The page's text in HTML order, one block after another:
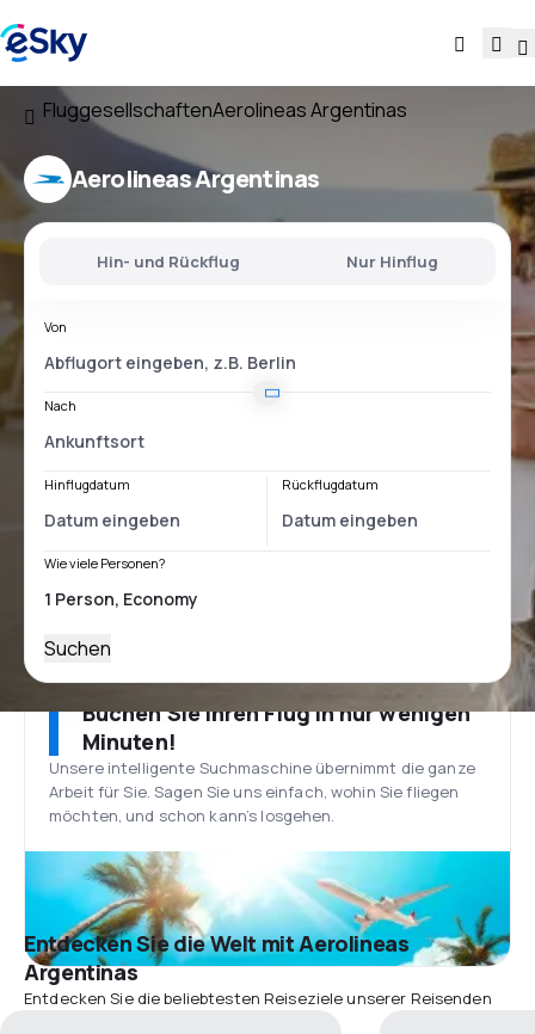
FluggesellschaftenAerolineas Argentinas
Aerolineas Argentinas
Hin- und Rückflug Nur Hinflug
Von
Nach
Hinflugdatum Rückflugdatum
Wie viele Personen?
Suchen
Buchen Sie Ihren Flug in nur wenigen
Minuten!
Unsere intelligente Suchmaschine übernimmt die ganze
Arbeit für Sie. Sagen Sie uns einfach, wohin Sie fliegen
möchten, und schon kann’s losgehen.
Entdecken Sie die Welt mit Aerolineas
Argentinas
Entdecken Sie die beliebtesten Reiseziele unserer Reisenden